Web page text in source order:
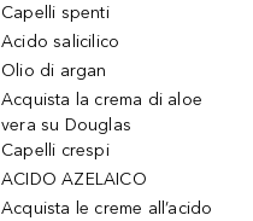
Capelli spenti
Acido salicilico
Olio di argan
Acquista la crema di aloe
vera su Douglas
Capelli crespi
ACIDO AZELAICO
Acquista le creme all’acido